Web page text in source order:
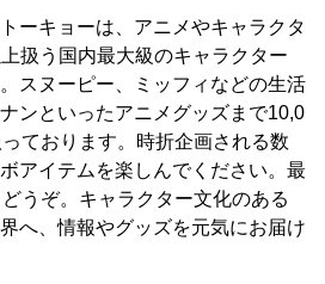
ーキョーは、アニメやキャラクタ
扱う国内最大級のキャラクター
スヌーピー、ミッフィなどの生活
ンといったアニメグッズまで10,0
ております。時折企画される数
アイテムを楽しんでください。最
うぞ。キャラクター文化のある
へ、情報やグッズを元気にお届け